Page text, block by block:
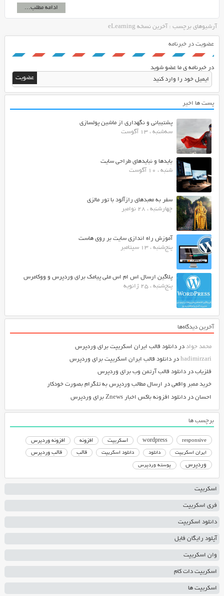
ادامه مطلب...
آرشیوهای برچسب : آخرین نسخه eLearning
عضویت در خبرنامه
در خبرنامه ی ما عضو شوید
پست ها اخیر
پشتیبانی و نگهداری از ماشین پولسازی
سه‌شنبه ، 13 آگوست
بایدها و نبایدهای طراحی سایت
شنبه ، 10 آگوست
سفر به معبدهای رازآلود با تور مالزی
چهارشنبه ، 28 نوامبر
آموزش راه اندازی سایت بر روی هاست
پنج‌شنبه ، 13 سپتامبر
پلاگین ارسال اس ام اس ملی پیامک برای وردپرس و ووکامرس
پنج‌شنبه ، 25 ژانویه
آخرین دیدگاه‌ها
محمد جواددر دانلود قالب ایران اسکریپت برای وردپرس
hadimirzariدر دانلود قالب ایران اسکریپت برای وردپرس
فلزیابدر دانلود قالب آرتمن وب برای وردپرس
خرید ممبر واقعیدر ارسال مطالب وردپرس به تلگرام بصورت خودکار
احساندر دانلود افزونه باکس اخبار Znews برای وردپرس
برچسب ها
responsive
wordpress اسکریپت افزونه افزونه وردپرس
ایران اسکریپت دانلود دانلود اسکریپت قالب قالب وردپرس
وردپرس پوسته وردپرس
اسکریپت
فری اسکریپت
دانلود اسکریپت
آپلود رایگان فایل
وان اسکریپت
اسکریپت دات کام
اسکریپت ها